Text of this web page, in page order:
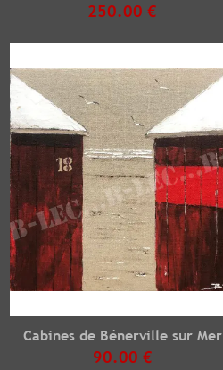
250.00 €
Cabines de Bénerville sur Mer
90.00 €